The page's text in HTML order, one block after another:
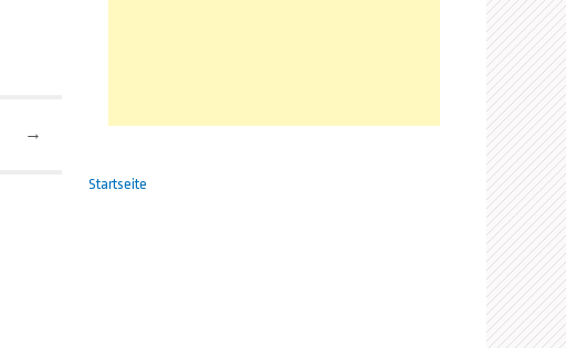
→
Startseite